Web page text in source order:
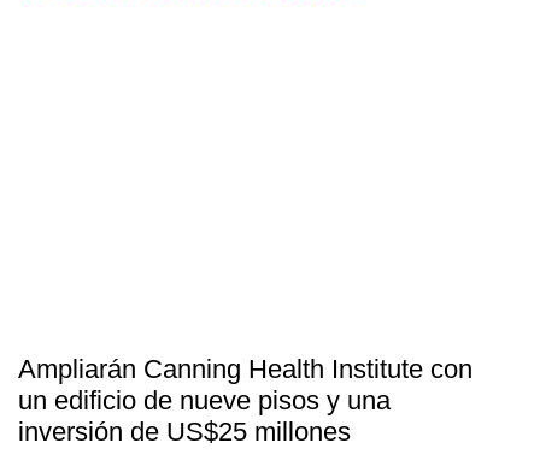
Ampliarán Canning Health Institute con
un edificio de nueve pisos y una
inversión de US$25 millones